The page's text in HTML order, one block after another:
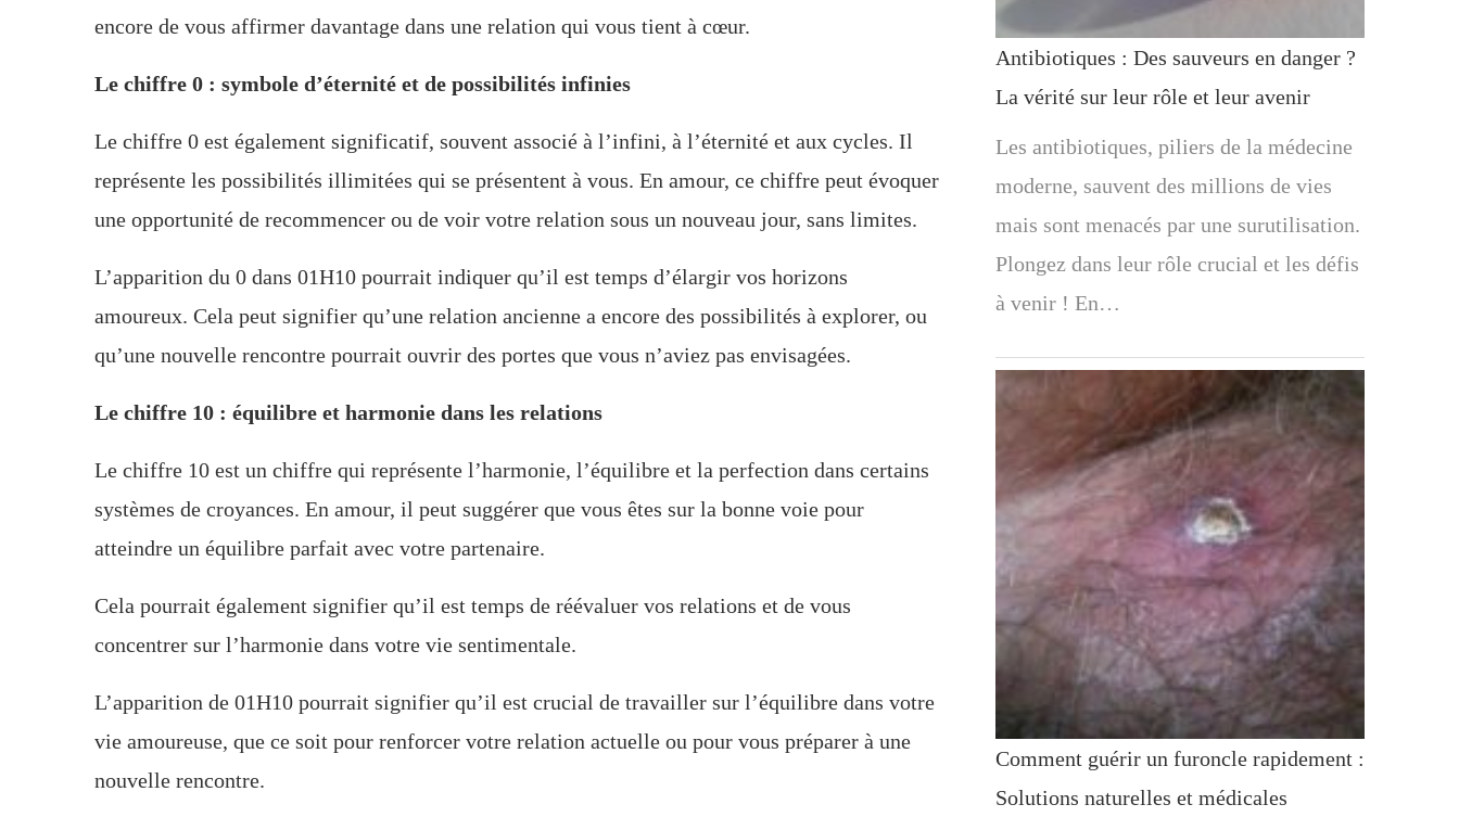
encore de vous affirmer davantage dans une relation qui vous tient à cœur.
Le chiffre 0 : symbole d’éternité et de possibilités infinies
Le chiffre 0 est également significatif, souvent associé à l’infini, à l’éternité et aux cycles. Il
représente les possibilités illimitées qui se présentent à vous. En amour, ce chiffre peut évoquer
une opportunité de recommencer ou de voir votre relation sous un nouveau jour, sans limites.
L’apparition du 0 dans 01H10 pourrait indiquer qu’il est temps d’élargir vos horizons
amoureux. Cela peut signifier qu’une relation ancienne a encore des possibilités à explorer, ou
qu’une nouvelle rencontre pourrait ouvrir des portes que vous n’aviez pas envisagées.
Le chiffre 10 : équilibre et harmonie dans les relations
Le chiffre 10 est un chiffre qui représente l’harmonie, l’équilibre et la perfection dans certains
systèmes de croyances. En amour, il peut suggérer que vous êtes sur la bonne voie pour
atteindre un équilibre parfait avec votre partenaire.
Cela pourrait également signifier qu’il est temps de réévaluer vos relations et de vous
concentrer sur l’harmonie dans votre vie sentimentale.
L’apparition de 01H10 pourrait signifier qu’il est crucial de travailler sur l’équilibre dans votre
vie amoureuse, que ce soit pour renforcer votre relation actuelle ou pour vous préparer à une
nouvelle rencontre.
Antibiotiques : Des sauveurs en danger ?
La vérité sur leur rôle et leur avenir
Les antibiotiques, piliers de la médecine
moderne, sauvent des millions de vies
mais sont menacés par une surutilisation.
Plongez dans leur rôle crucial et les défis
à venir ! En…
Comment guérir un furoncle rapidement :
Solutions naturelles et médicales